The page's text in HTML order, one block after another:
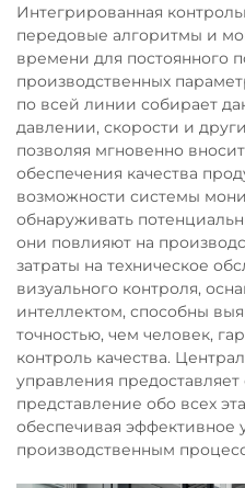
Интегрированная
передовые алгоритмы и
времени для постоянного
производственных
по всей линии собирает
давлении, скорости и
позволяя мгновенно
обеспечения качества
возможности системы
обнаруживать
они повлияют на
затраты на техническое
визуального контроля,
интеллектом, способны
точностью, чем человек,
контроль качества.
управления
представление обо всех
обеспечивая эффективное
производственным